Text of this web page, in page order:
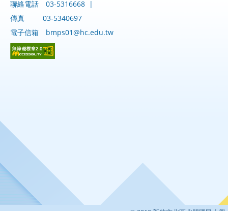
聯絡電話
03-5316668 |
傳真
03-5340697
電子信箱
bmps01@hc.edu.tw